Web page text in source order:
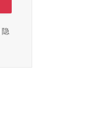
隐